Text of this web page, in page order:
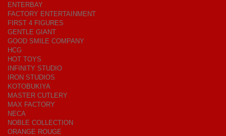
ENTERBAY
FACTORY ENTERTAINMENT
FIRST 4 FIGURES
GENTLE GIANT
GOOD SMILE COMPANY
HCG
HOT TOYS
INFINITY STUDIO
IRON STUDIOS
KOTOBUKIYA
MASTER CUTLERY
MAX FACTORY
NECA
NOBLE COLLECTION
ORANGE ROUGE